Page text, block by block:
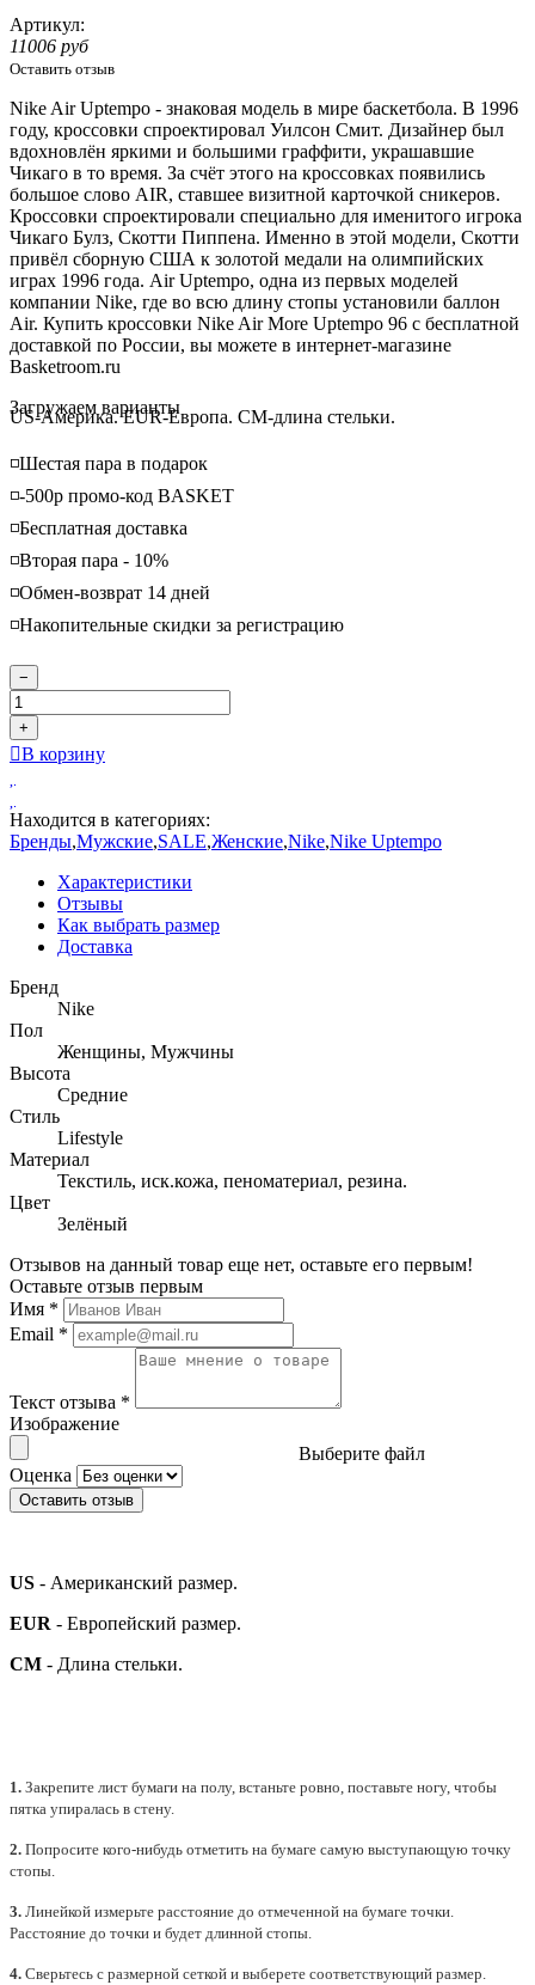
Артикул:
11006 руб
Оставить отзыв
Nike Air Uptempo - знаковая модель в мире баскетбола. В 1996
году, кроссовки спроектировал Уилсон Смит. Дизайнер был
вдохновлён яркими и большими граффити, украшавшие
Чикаго в то время. За счёт этого на кроссовках появились
большое слово AIR, ставшее визитной карточкой сникеров.
Кроссовки спроектировали специально для именитого игрока
Чикаго Булз, Скотти Пиппена. Именно в этой модели, Скотти
привёл сборную США к золотой медали на олимпийских
играх 1996 года. Air Uptempo, одна из первых моделей
компании Nike, где во всю длину стопы установили баллон
Air. Купить кроссовки Nike Air More Uptempo 96 с бесплатной
доставкой по России, вы можете в интернет-магазине
Basketroom.ru
Loading...
Загружаем варианты
US-Америка. EUR-Европа. CM-длина стельки.
◽️Шестая пара в подарок
◽️-500р промо-код BASKET
◽️Бесплатная доставка
◽️Вторая пара - 10%
◽️Обмен-возврат 14 дней
◽️Накопительные скидки за регистрацию
−
+
В корзину
Находится в категориях:
Бренды,Мужские,SALE,Женские,Nike,Nike Uptempo
Характеристики
Отзывы
Как выбрать размер
Доставка
Бренд
Nike
Пол
Женщины, Мужчины
Высота
Средние
Стиль
Lifestyle
Материал
Текстиль, иск.кожа, пеноматериал, резина.
Цвет
Зелёный
Отзывов на данный товар еще нет, оставьте его первым!
Оставьте отзыв первым
Имя *
Email *
Текст отзыва *
Изображение
Выберите файл
Оценка
Оставить отзыв
US - Американский размер.
EUR - Европейский размер.
СМ - Длина стельки.
1. Закрепите лист бумаги на полу, встаньте ровно, поставьте ногу, чтобы
пятка упиралась в стену.
2. Попросите кого-нибудь отметить на бумаге самую выступающую точку
стопы.
3. Линейкой измерьте расстояние до отмеченной на бумаге точки.
Расстояние до точки и будет длинной стопы.
4. Сверьтесь с размерной сеткой и выберете соответствующий размер.